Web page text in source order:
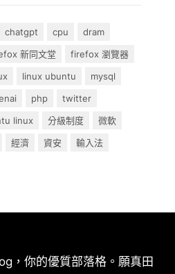
chatgpt cpu
dram
新同文堂
firefox 瀏覽器
linux ubuntu
mysql
php
twitter
linux 分級制度
微軟
經濟 資安 輸入法
，你的優質部落格。願真田